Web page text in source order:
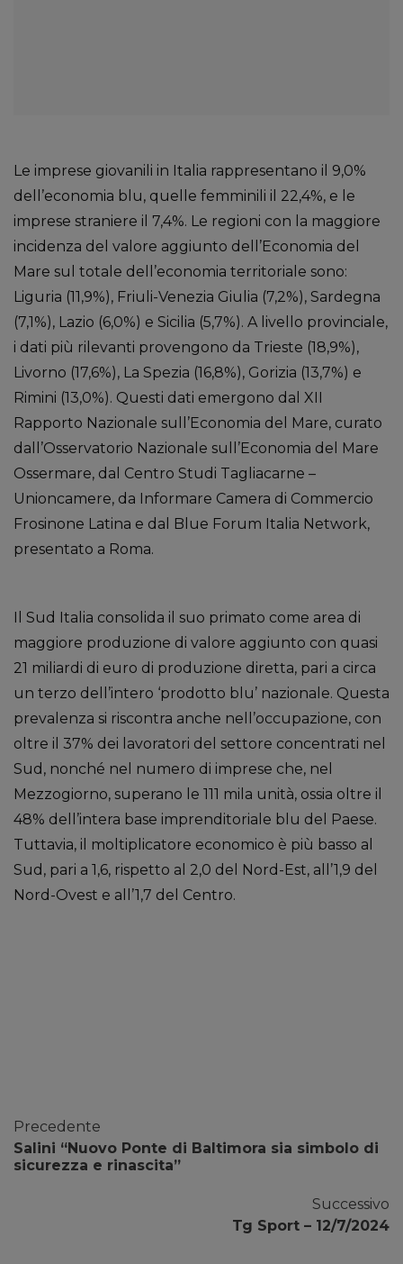
Le imprese giovanili in Italia rappresentano il 9,0%
dell’economia blu, quelle femminili il 22,4%, e le
imprese straniere il 7,4%. Le regioni con la maggiore
incidenza del valore aggiunto dell’Economia del
Mare sul totale dell’economia territoriale sono:
Liguria (11,9%), Friuli-Venezia Giulia (7,2%), Sardegna
(7,1%), Lazio (6,0%) e Sicilia (5,7%). A livello provinciale,
i dati più rilevanti provengono da Trieste (18,9%),
Livorno (17,6%), La Spezia (16,8%), Gorizia (13,7%) e
Rimini (13,0%). Questi dati emergono dal XII
Rapporto Nazionale sull’Economia del Mare, curato
dall’Osservatorio Nazionale sull’Economia del Mare
Ossermare, dal Centro Studi Tagliacarne –
Unioncamere, da Informare Camera di Commercio
Frosinone Latina e dal Blue Forum Italia Network,
presentato a Roma.
Il Sud Italia consolida il suo primato come area di
maggiore produzione di valore aggiunto con quasi
21 miliardi di euro di produzione diretta, pari a circa
un terzo dell’intero ‘prodotto blu’ nazionale. Questa
prevalenza si riscontra anche nell’occupazione, con
oltre il 37% dei lavoratori del settore concentrati nel
Sud, nonché nel numero di imprese che, nel
Mezzogiorno, superano le 111 mila unità, ossia oltre il
48% dell’intera base imprenditoriale blu del Paese.
Tuttavia, il moltiplicatore economico è più basso al
Sud, pari a 1,6, rispetto al 2,0 del Nord-Est, all’1,9 del
Nord-Ovest e all’1,7 del Centro.
Precedente
Salini “Nuovo Ponte di Baltimora sia simbolo di
sicurezza e rinascita”
Successivo
Tg Sport – 12/7/2024